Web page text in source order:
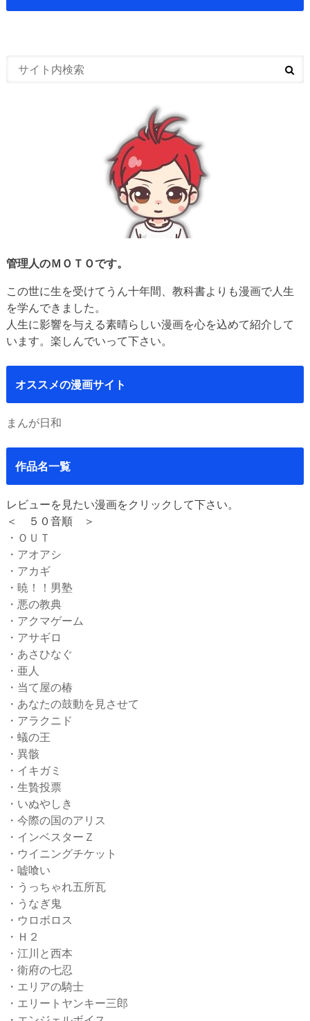
管理人のＭＯＴＯです。
この世に生を受けてうん十年間、教科書よりも漫画で人生
を学んできました。
人生に影響を与える素晴らしい漫画を心を込めて紹介して
います。楽しんでいって下さい。
オススメの漫画サイト
まんが日和
作品名一覧
レビューを見たい漫画をクリックして下さい。
＜ ５０音順 ＞
・ＯＵＴ
・アオアシ
・アカギ
・暁！！男塾
・悪の教典
・アクマゲーム
・アサギロ
・あさひなぐ
・亜人
・当て屋の椿
・あなたの鼓動を見させて
・アラクニド
・蟻の王
・異骸
・イキガミ
・生贄投票
・いぬやしき
・今際の国のアリス
・インベスターＺ
・ウイニングチケット
・嘘喰い
・うっちゃれ五所瓦
・うなぎ鬼
・ウロボロス
・Ｈ２
・江川と西本
・衛府の七忍
・エリアの騎士
・エリートヤンキー三郎